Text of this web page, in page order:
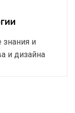
и
и дизайна